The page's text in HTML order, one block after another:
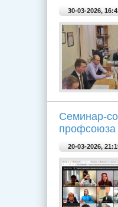
30-03-2026,
Cеминар-
профсоюза
20-03-2026,